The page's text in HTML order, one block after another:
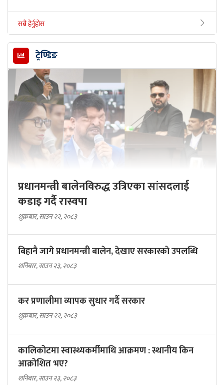
सबै हेर्नुहोस
ट्रेण्डिङ
प्रधानमन्त्री बालेनविरुद्ध उत्रिएका सांसदलाई
कडाइ गर्दै रास्वपा
शुक्रबार, साउन २२, २०८३
बिहानै जागे प्रधानमन्त्री बालेन, देखाए सरकारकाे उपलब्धि
शनिबार, साउन २३, २०८३
कर प्रणालीमा व्यापक सुधार गर्दै सरकार
शुक्रबार, साउन २२, २०८३
कालिकोटमा स्वास्थ्यकर्मीमाथि आक्रमण : स्थानीय किन
आक्रोशित भए?
शनिबार, साउन २३, २०८३